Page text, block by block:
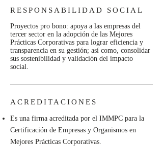
RESPONSABILIDAD SOCIAL
Proyectos pro bono: apoya a las empresas del
tercer sector en la adopción de las Mejores
Prácticas Corporativas para lograr eficiencia y
transparencia en su gestión; así como, consolidar
sus sostenibilidad y validación del impacto
social.
ACREDITACIONES
Es una firma acreditada por el IMMPC para la
Certificación de Empresas y Organismos en
Mejores Prácticas Corporativas.